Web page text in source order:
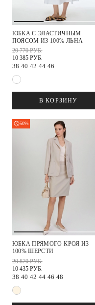
ЮБКА С ЭЛАСТИЧНЫМ
ПОЯСОМ ИЗ 100% ЛЬНА
20 770 РУБ.
10 385 РУБ.
38 40 42 44 46
В КОРЗИНУ
50%
ЮБКА ПРЯМОГО КРОЯ ИЗ
100% ШЕРСТИ
20 870 РУБ.
10 435 РУБ.
38 40 42 44 46 48